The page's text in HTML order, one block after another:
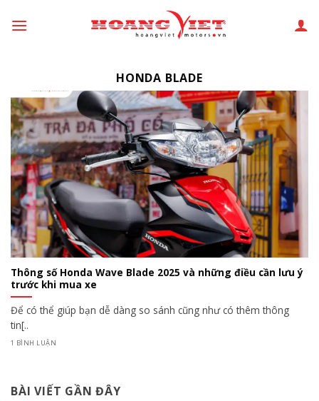
đến
HONDA BLADE
Thông số Honda Wave Blade 2025 và những điều cần lưu ý
trước khi mua xe
Để có thể giúp bạn dễ dàng so sánh cũng như có thêm thông
tin[..
1 BÌNH LUẬN
BÀI VIẾT GẦN ĐÂY